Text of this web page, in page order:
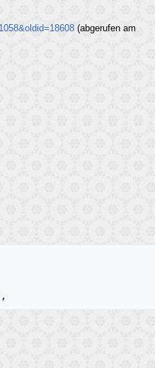
(abgerufen am